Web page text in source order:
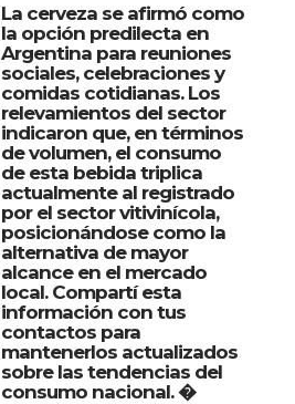
La cerveza se afirmó como
la opción predilecta en
Argentina para reuniones
sociales, celebraciones y
comidas cotidianas. Los
relevamientos del sector
indicaron que, en términos
de volumen, el consumo
de esta bebida triplica
actualmente al registrado
por el sector vitivinícola,
posicionándose como la
alternativa de mayor
alcance en el mercado
local. Compartí esta
información con tus
contactos para
mantenerlos actualizados
sobre las tendencias del
consumo nacional. �